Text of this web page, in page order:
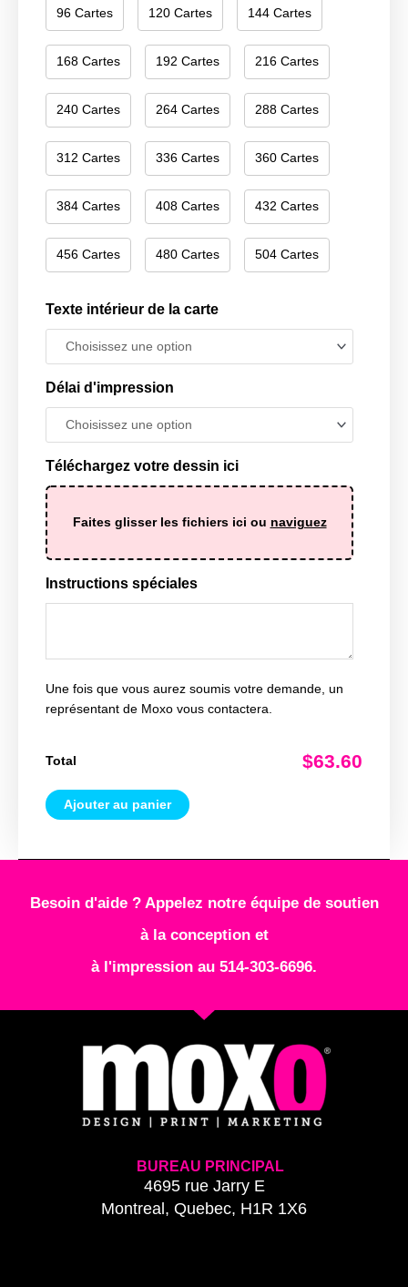
96 Cartes 120 Cartes 144 Cartes
168 Cartes 192 Cartes 216 Cartes
240 Cartes 264 Cartes 288 Cartes
312 Cartes 336 Cartes 360 Cartes
384 Cartes 408 Cartes 432 Cartes
456 Cartes 480 Cartes 504 Cartes
Texte intérieur de la carte
Délai d'impression
Téléchargez votre dessin ici
Faites glisser les fichiers ici ou naviguez
Instructions spéciales
Une fois que vous aurez soumis votre demande, un
représentant de Moxo vous contactera.
Total $63.60
186
Ajouter au panier
Besoin d'aide ? Appelez notre équipe de soutien
à la conception et
à l'impression au 514-303-6696.
BUREAU PRINCIPAL
4695 rue Jarry E
Montreal, Quebec, H1R 1X6